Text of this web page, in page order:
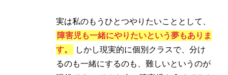
実は私のもうひとつやりたいこととして、
障害児も一緒にやりたいという夢もありま
す。
しかし現実的に個別クラスで、分け
るのも一緒にするのも、難しいというのが